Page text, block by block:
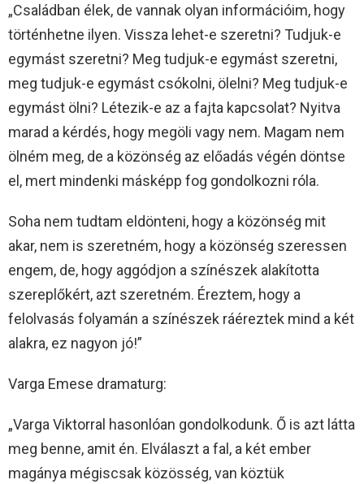
„Családban élek, de vannak olyan információim, hogy
történhetne ilyen. Vissza lehet-e szeretni? Tudjuk-e
egymást szeretni? Meg tudjuk-e egymást szeretni,
meg tudjuk-e egymást csókolni, ölelni? Meg tudjuk-e
egymást ölni? Létezik-e az a fajta kapcsolat? Nyitva
marad a kérdés, hogy megöli vagy nem. Magam nem
ölném meg, de a közönség az előadás végén döntse
el, mert mindenki másképp fog gondolkozni róla.
Soha nem tudtam eldönteni, hogy a közönség mit
akar, nem is szeretném, hogy a közönség szeressen
engem, de, hogy aggódjon a színészek alakította
szereplőkért, azt szeretném. Éreztem, hogy a
felolvasás folyamán a színészek ráéreztek mind a két
alakra, ez nagyon jó!”
Varga Emese dramaturg:
„Varga Viktorral hasonlóan gondolkodunk. Ő is azt látta
meg benne, amit én. Elválaszt a fal, a két ember
magánya mégiscsak közösség, van köztük